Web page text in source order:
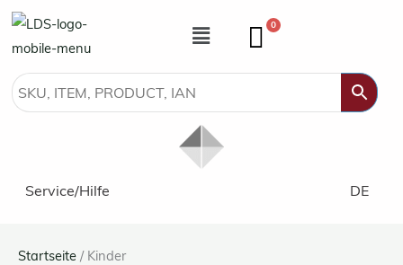
Zum
Speisekarte
0
Service/Hilfe DE
Startseite / Kinder